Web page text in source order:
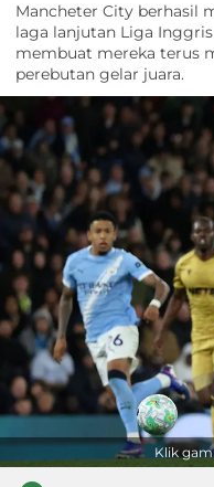
Mancheter City berhasil
laga lanjutan Liga
membuat mereka terus
perebutan gelar juara.
Klik